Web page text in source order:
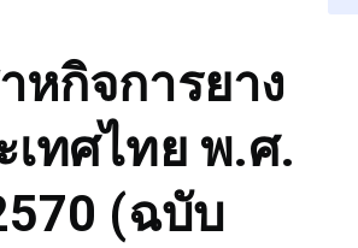
หกิจการยาง
เทศไทย พ.ศ.
(ฉบับ